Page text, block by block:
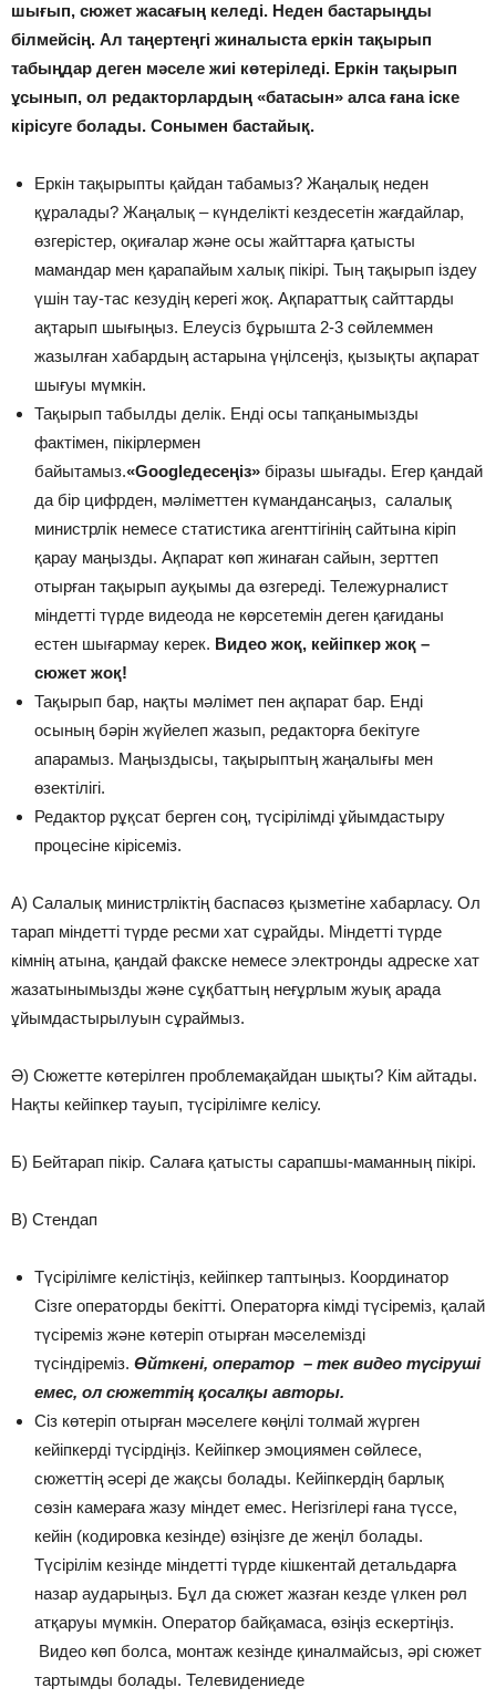
шығып, сюжет жасағың келеді. Неден бастарыңды
білмейсің. Ал таңертеңгі жиналыста еркін тақырып
табыңдар деген мәселе жиі көтеріледі. Еркін тақырып
ұсынып, ол редакторлардың «батасын» алса ғана іске
кірісуге болады. Сонымен бастайық.
Еркін тақырыпты қайдан табамыз? Жаңалық неден
құралады? Жаңалық – күнделікті кездесетін жағдайлар,
өзгерістер, оқиғалар және осы жайттарға қатысты
мамандар мен қарапайым халық пікірі. Тың тақырып іздеу
үшін тау-тас кезудің керегі жоқ. Ақпараттық сайттарды
ақтарып шығыңыз. Елеусіз бұрышта 2-3 сөйлеммен
жазылған хабардың астарына үңілсеңіз, қызықты ақпарат
шығуы мүмкін.
Тақырып табылды делік. Енді осы тапқанымызды
фактімен, пікірлермен
байытамыз.«Googleдесеңіз» біразы шығады. Егер қандай
да бір цифрден, мәліметтен күмандансаңыз, салалық
министрлік немесе статистика агенттігінің сайтына кіріп
қарау маңызды. Ақпарат көп жинаған сайын, зерттеп
отырған тақырып ауқымы да өзгереді. Тележурналист
міндетті түрде видеода не көрсетемін деген қағиданы
естен шығармау керек. Видео жоқ, кейіпкер жоқ –
сюжет жоқ!
Тақырып бар, нақты мәлімет пен ақпарат бар. Енді
осының бәрін жүйелеп жазып, редакторға бекітуге
апарамыз. Маңыздысы, тақырыптың жаңалығы мен
өзектілігі.
Редактор рұқсат берген соң, түсірілімді ұйымдастыру
процесіне кірісеміз.
А) Салалық министрліктің баспасөз қызметіне хабарласу. Ол
тарап міндетті түрде ресми хат сұрайды. Міндетті түрде
кімнің атына, қандай факске немесе электронды адреске хат
жазатынымызды және сұқбаттың неғұрлым жуық арада
ұйымдастырылуын сұраймыз.
Ә) Сюжетте көтерілген проблемақайдан шықты? Кім айтады.
Нақты кейіпкер тауып, түсірілімге келісу.
Б) Бейтарап пікір. Салаға қатысты сарапшы-маманның пікірі.
В) Стендап
Түсірілімге келістіңіз, кейіпкер таптыңыз. Координатор
Сізге операторды бекітті. Операторға кімді түсіреміз, қалай
түсіреміз және көтеріп отырған мәселемізді
түсіндіреміз. Өйткені, оператор – тек видео түсіруші
емес, ол сюжеттің қосалқы авторы.
Сіз көтеріп отырған мәселеге көңілі толмай жүрген
кейіпкерді түсірдіңіз. Кейіпкер эмоциямен сөйлесе,
сюжеттің әсері де жақсы болады. Кейіпкердің барлық
сөзін камераға жазу міндет емес. Негізгілері ғана түссе,
кейін (кодировка кезінде) өзіңізге де жеңіл болады.
Түсірілім кезінде міндетті түрде кішкентай детальдарға
назар аударыңыз. Бұл да сюжет жазған кезде үлкен рөл
атқаруы мүмкін. Оператор байқамаса, өзіңіз ескертіңіз.
Видео көп болса, монтаж кезінде қиналмайсыз, әрі сюжет
тартымды болады. Телевидениеде